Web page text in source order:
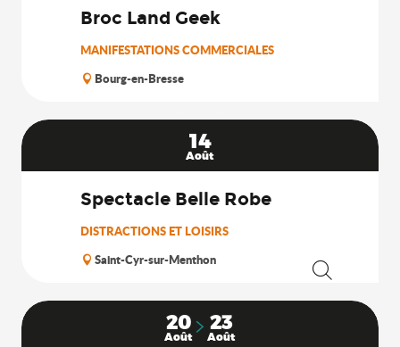
Broc Land Geek
MANIFESTATIONS COMMERCIALES
Bourg-en-Bresse
14
Août
Spectacle Belle Robe
DISTRACTIONS ET LOISIRS
Saint-Cyr-sur-Menthon
20
Août
23
Août